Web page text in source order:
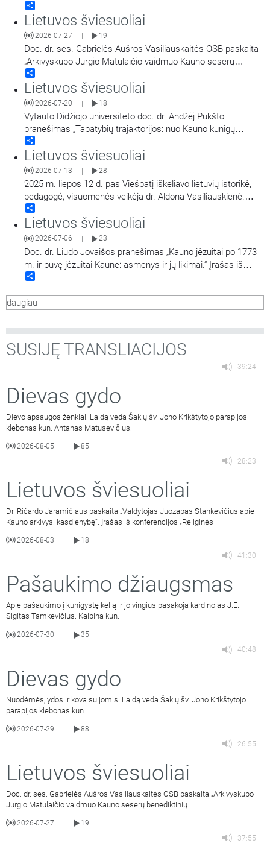
konferencijos „Religinės bendruomenės ir visuomeninės
organizacijos Kaune“ vykusios gegužės 7-8 d.
Lietuvos šviesuoliai
2026-07-27 19
Doc. dr. ses. Gabrielės Aušros Vasiliauskaitės OSB paskaita
„Arkivyskupo Jurgio Matulaičio vaidmuo Kauno seserų
benediktinių vienuolynui 1926 metais“. Įrašas iš konferencijos
„Religinės bendruomenės ir visuomeninės organizacijos
Kaune“ vykusios gegužės 7-8 dienomis.
Lietuvos šviesuoliai
2026-07-20 | 18
Vytauto Didžiojo universiteto doc. dr. Andžėj Pukšto
pranešimas „Tapatybių trajaktorijos: nuo Kauno kunigų
seminarijos lietuvystės iki lenkiškos kunigystės (Bronislovas
Žongolovičius, Bronislovas Liausas, Polikarpas Macijauskas,
Vladislovas Valavičius)“. Įrašas iš konferencijos „Religinės
bendruomenės ir visuomeninės organizacijos Kaune“
vykusios gegužės 7-8 d.
Lietuvos šviesuoliai
2026-07-13 | 28
2025 m. liepos 12 d. pas Viešpatį iškeliavo lietuvių istorikė,
pedagogė, visuomenės veikėja dr. Aldona Vasiliauskienė.
Laida skirta šiai šviesuolei prisiminti. Laidą veda Marijos
radijo programų direktorius kun. dr. Nerijus Pipiras,
kalba Krekenavos bazilikos rektorius kun. dr. Gediminas
Jankūnas. Laidoje ištrauka iš MR
Lietuvos šviesuoliai
2026-07-06 23
Doc. dr. Liudo Jovaišos pranešimas „Kauno jėzuitai po 1773
m. ir buvę jėzuitai Kaune: asmenys ir jų likimai.“ Įrašas iš
konferencijos „Religinės bendruomenės ir visuomeninės
daugiau
SUSIJĘ TRANSLIACIJOS
39:24
Dievas gydo
Dievo apsaugos ženklai. Laidą veda Šakių šv. Jono Krikštytojo parapijos
klebonas kun. Antanas Matusevičius.
2026-08-05
85
28:23
Lietuvos šviesuoliai
Dr. Ričardo Jaramičiaus paskaita „Valdytojas Juozapas Stankevičius apie
Kauno arkivys. kasdienybę“. Įrašas iš konferencijos „Religinės
2026-08-03 |
18
41:30
Pašaukimo džiaugsmas
Apie pašaukimo į kunigystę kelią ir jo vingius pasakoja kardinolas J.E.
Sigitas Tamkevičius. Kalbina kun.
2026-07-30
35
40:48
Dievas gydo
Nuodėmės, ydos ir kova su jomis. Laidą veda Šakių šv. Jono Krikštytojo
parapijos klebonas kun.
2026-07-29
88
26:55
Lietuvos šviesuoliai
Doc. dr. ses. Gabrielės Aušros Vasiliauskaitės OSB paskaita „Arkivyskupo
Jurgio Matulaičio vaidmuo Kauno seserų benediktinių
2026-07-27 |
19
37:55